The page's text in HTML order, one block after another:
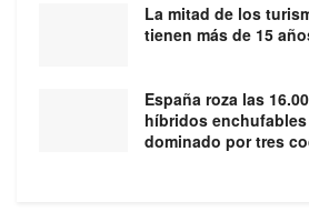
La mitad de los
tienen más de 15
España roza las
híbridos
dominado por tres